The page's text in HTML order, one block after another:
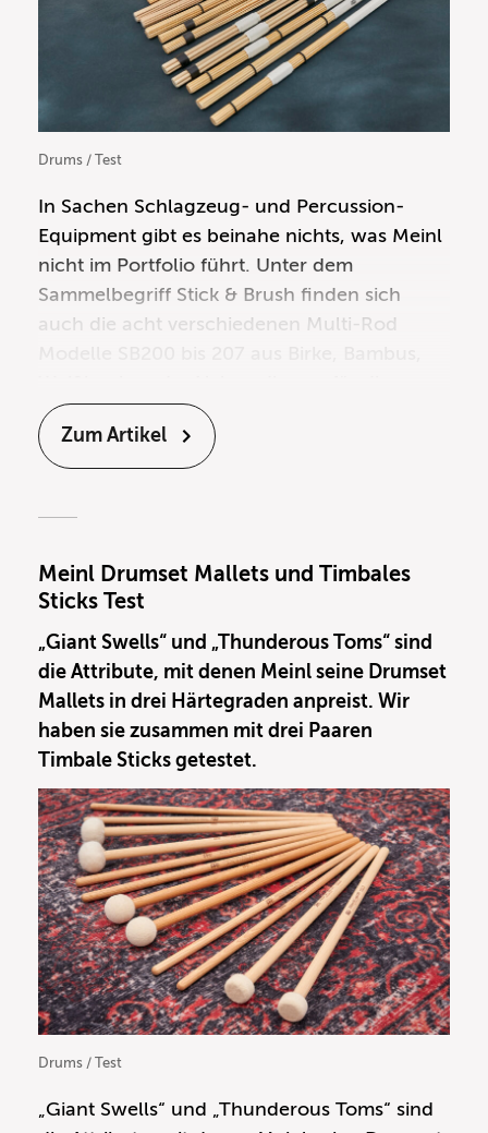
Drums / Test
In Sachen Schlagzeug- und Percussion-
Equipment gibt es beinahe nichts, was Meinl
nicht im Portfolio führt. Unter dem
Sammelbegriff Stick & Brush finden sich
auch die acht verschiedenen Multi-Rod
Test freundlicherweise zur Verfügung
gestellt wurden.
Zum Artikel
Meinl Drumset Mallets und Timbales
Sticks Test
Drums / Test
„Giant Swells“ und „Thunderous Toms“ sind
die Attribute, mit denen Meinl seine Drumset
Mallets in drei Härtegraden anpreist. Wir
haben sie zusammen mit drei Paaren
Timbale Sticks getestet.
„Giant Swells“ und „Thunderous Toms“ sind